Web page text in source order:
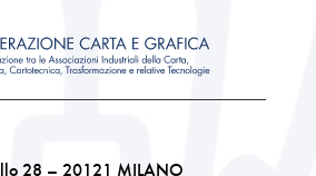
28 – 20121 MILANO